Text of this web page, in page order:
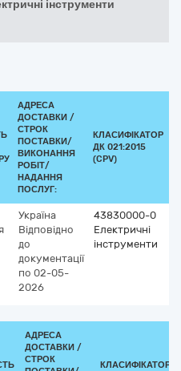
інструменти
АДРЕСА
ДОСТАВКИ /
СТРОК
ПОСТАВКИ/
ВИКОНАННЯ
РОБІТ/
НАДАННЯ
ПОСЛУГ:
КЛАСИФІКАТОР
ДК 021:2015
(CPV)
Україна
Відповідно
до
документації
по 02-05-
2026
43830000-0
Електричні
інструменти
АДРЕСА
ДОСТАВКИ /
СТРОК
КЛАСИФІКАТОР